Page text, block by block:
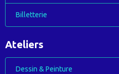
Billetterie
Ateliers
Dessin & Peinture